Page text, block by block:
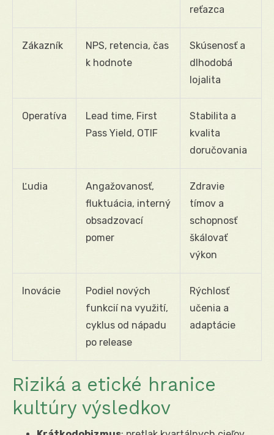
reťazca
Zákazník
NPS, retencia, čas
k hodnote
Skúsenosť a
dlhodobá
lojalita
Operatíva
Lead time, First
Pass Yield, OTIF
Stabilita a
kvalita
doručovania
Ľudia
Angažovanosť,
fluktuácia, interný
obsadzovací
pomer
Zdravie
tímov a
schopnosť
škálovať
výkon
Inovácie
Podiel nových
funkcií na využití,
cyklus od nápadu
po release
Rýchlosť
učenia a
adaptácie
Riziká a etické hranice
kultúry výsledkov